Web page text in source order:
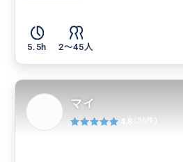
5.5h 2〜45人
マイ
4.8 (36件)